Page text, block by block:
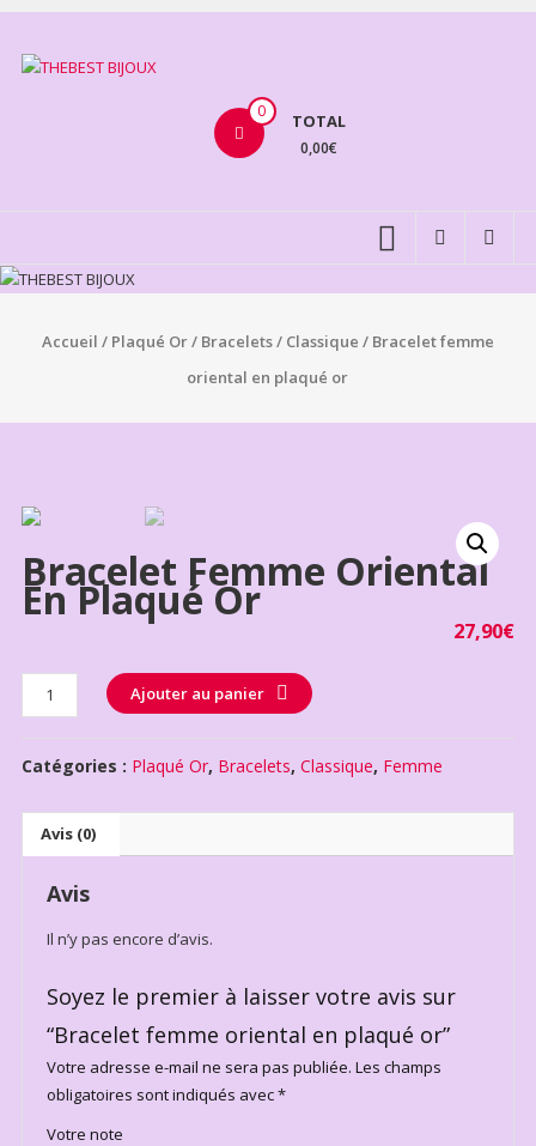
Aller
contenu
BIJOUX
0 TOTAL
0,00€
Accueil / Plaqué Or/ Bracelets/ Classique / Bracelet femme
oriental en plaqué or
Bracelet Femme Oriental
En Plaqué Or
27,90€
Quantité Ajouter au panier
Catégories : Plaqué Or, Bracelets, Classique, Femme
Avis (0)
Avis
Il n’y pas encore d’avis.
Soyez le premier à laisser votre avis sur
“Bracelet femme oriental en plaqué or”
Votre adresse e-mail ne sera pas publiée. Les champs
obligatoires sont indiqués avec*
Votre note